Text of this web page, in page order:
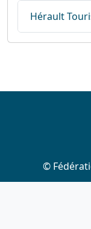
Hérault
©